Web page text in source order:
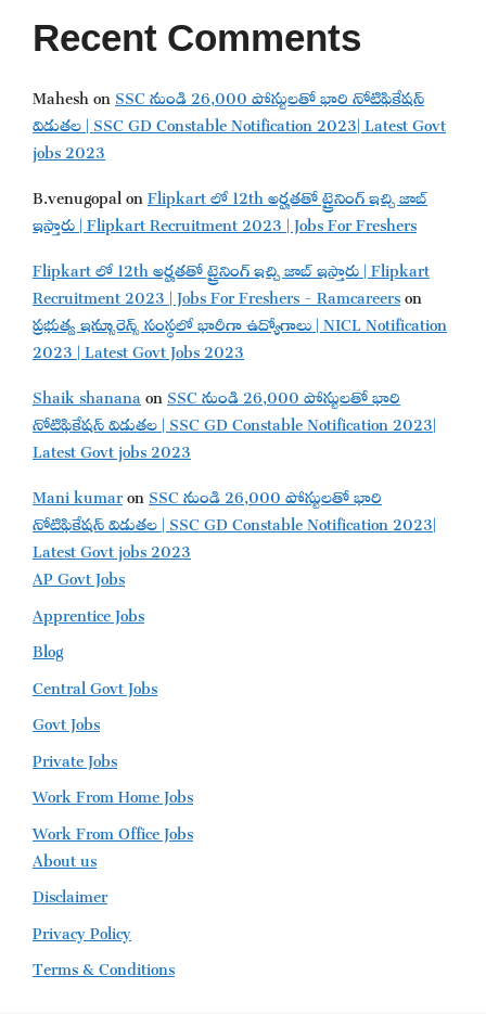
Recent Comments
MaheshonSSC నుండి 26,000 పోస్టులతో భారి నోటిఫికేషన్
విడుతల | SSC GD Constable Notification 2023| Latest Govt
jobs 2023
B.venugopalonFlipkart లో 12th అర్హతతో ట్రైనింగ్ ఇచ్చి జాబ్
ఇస్తారు | Flipkart Recruitment 2023 | Jobs For Freshers
Flipkart లో 12th అర్హతతో ట్రైనింగ్ ఇచ్చి జాబ్ ఇస్తారు | Flipkart
Recruitment 2023 | Jobs For Freshers - Ramcareerson
ప్రభుత్వ ఇన్సూరెన్స్ సంస్థలో భారీగా ఉద్యోగాలు | NICL Notification
2023 | Latest Govt Jobs 2023
Shaik shananaonSSC నుండి 26,000 పోస్టులతో భారి
నోటిఫికేషన్ విడుతల | SSC GD Constable Notification 2023|
Latest Govt jobs 2023
Mani kumaronSSC నుండి 26,000 పోస్టులతో భారి
నోటిఫికేషన్ విడుతల | SSC GD Constable Notification 2023|
Latest Govt jobs 2023
AP Govt Jobs
Apprentice Jobs
Blog
Central Govt Jobs
Govt Jobs
Private Jobs
Work From Home Jobs
Work From Office Jobs
About us
Disclaimer
Privacy Policy
Terms & Conditions